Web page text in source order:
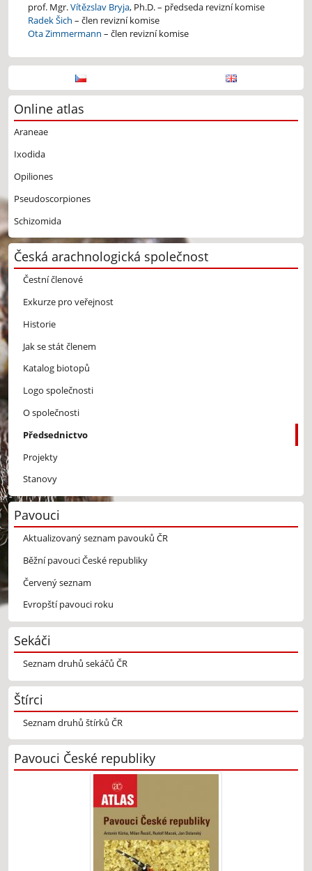
prof. Mgr.Vítězslav Bryja, Ph.D. – předseda revizní komise
Radek Šich – člen revizní komise
Ota Zimmermann – člen revizní komise
Online atlas
Araneae
Ixodida
Opiliones
Pseudoscorpiones
Schizomida
Česká arachnologická společnost
Čestní členové
Exkurze pro veřejnost
Historie
Jak se stát členem
Katalog biotopů
Logo společnosti
O společnosti
Předsednictvo
Projekty
Stanovy
Pavouci
Aktualizovaný seznam pavouků ČR
Běžní pavouci České republiky
Červený seznam
Evropští pavouci roku
Sekáči
Seznam druhů sekáčů ČR
Štírci
Seznam druhů štírků ČR
Pavouci České republiky